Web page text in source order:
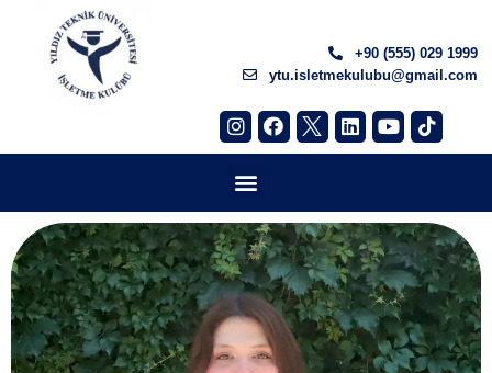
+90 (555) 029 1999
ytu.isletmekulubu@gmail.com